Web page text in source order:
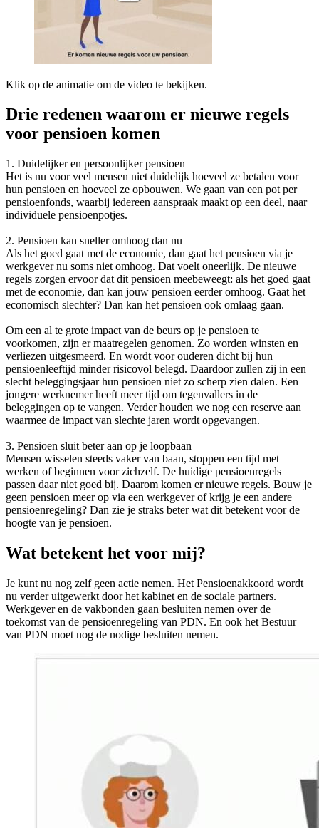
Klik op de animatie om de video te bekijken.
Drie redenen waarom er nieuwe regels
voor pensioen komen
1. Duidelijker en persoonlijker pensioen
Het is nu voor veel mensen niet duidelijk hoeveel ze betalen voor
hun pensioen en hoeveel ze opbouwen. We gaan van een pot per
pensioenfonds, waarbij iedereen aanspraak maakt op een deel, naar
individuele pensioenpotjes.
2. Pensioen kan sneller omhoog dan nu
Als het goed gaat met de economie, dan gaat het pensioen via je
werkgever nu soms niet omhoog. Dat voelt oneerlijk. De nieuwe
regels zorgen ervoor dat dit pensioen meebeweegt: als het goed gaat
met de economie, dan kan jouw pensioen eerder omhoog. Gaat het
economisch slechter? Dan kan het pensioen ook omlaag gaan.
Om een al te grote impact van de beurs op je pensioen te
voorkomen, zijn er maatregelen genomen. Zo worden winsten en
verliezen uitgesmeerd. En wordt voor ouderen dicht bij hun
pensioenleeftijd minder risicovol belegd. Daardoor zullen zij in een
slecht beleggingsjaar hun pensioen niet zo scherp zien dalen. Een
jongere werknemer heeft meer tijd om tegenvallers in de
beleggingen op te vangen. Verder houden we nog een reserve aan
waarmee de impact van slechte jaren wordt opgevangen.
3. Pensioen sluit beter aan op je loopbaan
Mensen wisselen steeds vaker van baan, stoppen een tijd met
werken of beginnen voor zichzelf. De huidige pensioenregels
passen daar niet goed bij. Daarom komen er nieuwe regels. Bouw je
geen pensioen meer op via een werkgever of krijg je een andere
pensioenregeling? Dan zie je straks beter wat dit betekent voor de
hoogte van je pensioen.
Wat betekent het voor mij?
Je kunt nu nog zelf geen actie nemen. Het Pensioenakkoord wordt
nu verder uitgewerkt door het kabinet en de sociale partners.
Werkgever en de vakbonden gaan besluiten nemen over de
toekomst van de pensioenregeling van PDN. En ook het Bestuur
van PDN moet nog de nodige besluiten nemen.